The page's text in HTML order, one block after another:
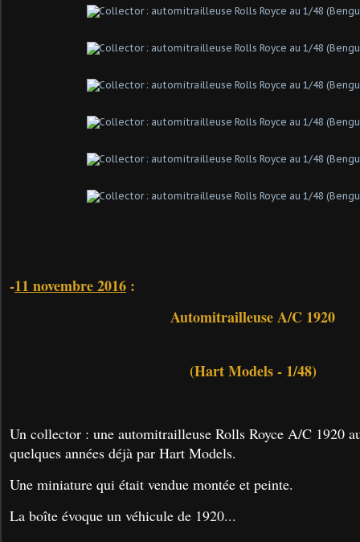
-11 novembre 2016 :
Automitrailleuse A/C 1920
(Hart Models - 1/48)
Un collector : une automitrailleuse Rolls Royce A/C 1920
quelques années déjà par Hart Models.
Une miniature qui était vendue montée et peinte.
La boîte évoque un véhicule de 1920...